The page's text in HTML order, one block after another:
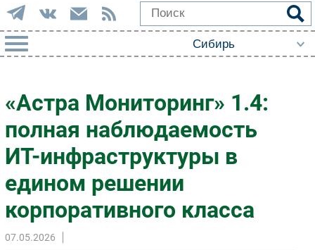
Импорто­замещение
Автоматизация Промышленности
Интернет
Мобильная связь
Фиксированная связь
Интеграция
Рынок ПК
«Астра Мониторинг» 1.4:
полная наблюдаемость
ИТ-инфраструктуры в
едином решении
корпоративного класса
07.05.2026